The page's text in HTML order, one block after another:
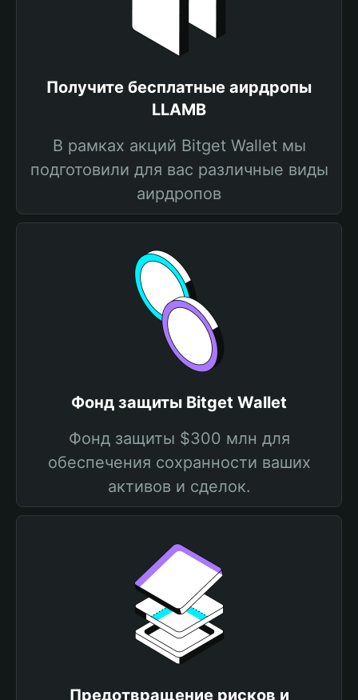
Получите бесплатные аирдропы
LLAMB
В рамках акций Bitget Wallet мы
подготовили для вас различные виды
аирдропов
Фонд защиты Bitget Wallet
Фонд защиты $300 млн для
обеспечения сохранности ваших
активов и сделок.
Предотвращение рисков и